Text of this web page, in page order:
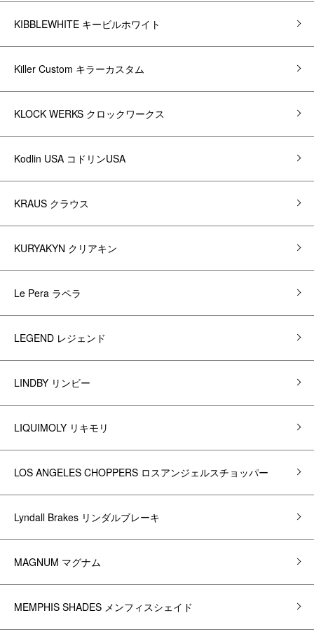
KIBBLEWHITE キービルホワイト
Killer Custom キラーカスタム
KLOCK WERKS クロックワークス
Kodlin USA コドリンUSA
KRAUS クラウス
KURYAKYN クリアキン
Le Pera ラペラ
LEGEND レジェンド
LINDBY リンビー
LIQUIMOLY リキモリ
LOS ANGELES CHOPPERS ロスアンジェルスチョッパー
Lyndall Brakes リンダルブレーキ
MAGNUM マグナム
MEMPHIS SHADES メンフィスシェイド